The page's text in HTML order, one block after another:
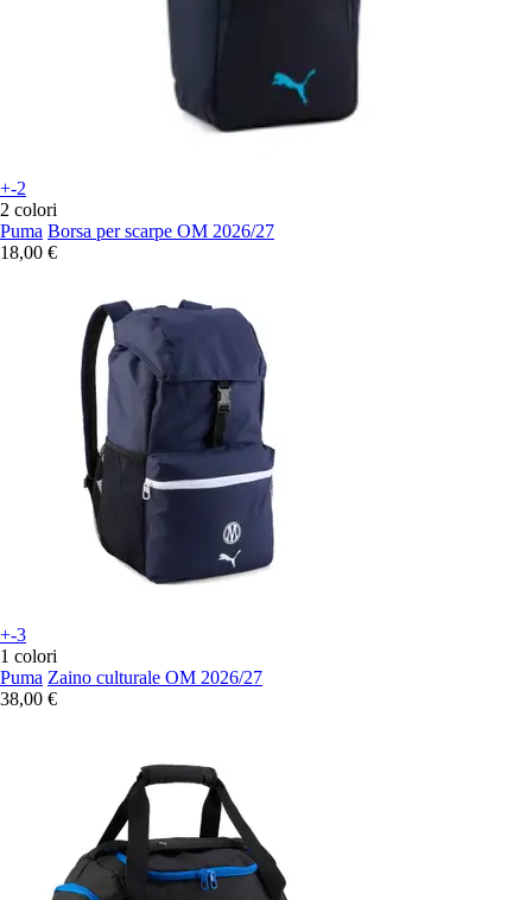
+-2
2 colori
Puma Borsa per scarpe OM 2026/27
18,00 €
+-3
1 colori
Puma Zaino culturale OM 2026/27
38,00 €